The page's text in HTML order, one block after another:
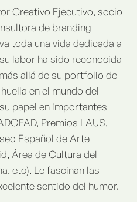
Creativo Ejecutivo, socio
de branding
toda una vida dedicada a
labor ha sido reconocida
allá de su portfolio de
en el mundo del
papel en importantes
Premios LAUS,
Español de Arte
Área de Cultura del
etc). Le fascinan las
sentido del humor.